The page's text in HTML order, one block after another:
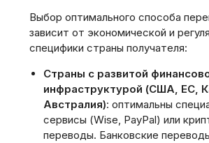
Выбор оптимального способа
зависит от экономической и
специфики страны получателя:
Страны с развитой
инфраструктурой (США, ЕС,
Австралия): оптимальны
сервисы (Wise, PayPal) или
переводы. Банковские